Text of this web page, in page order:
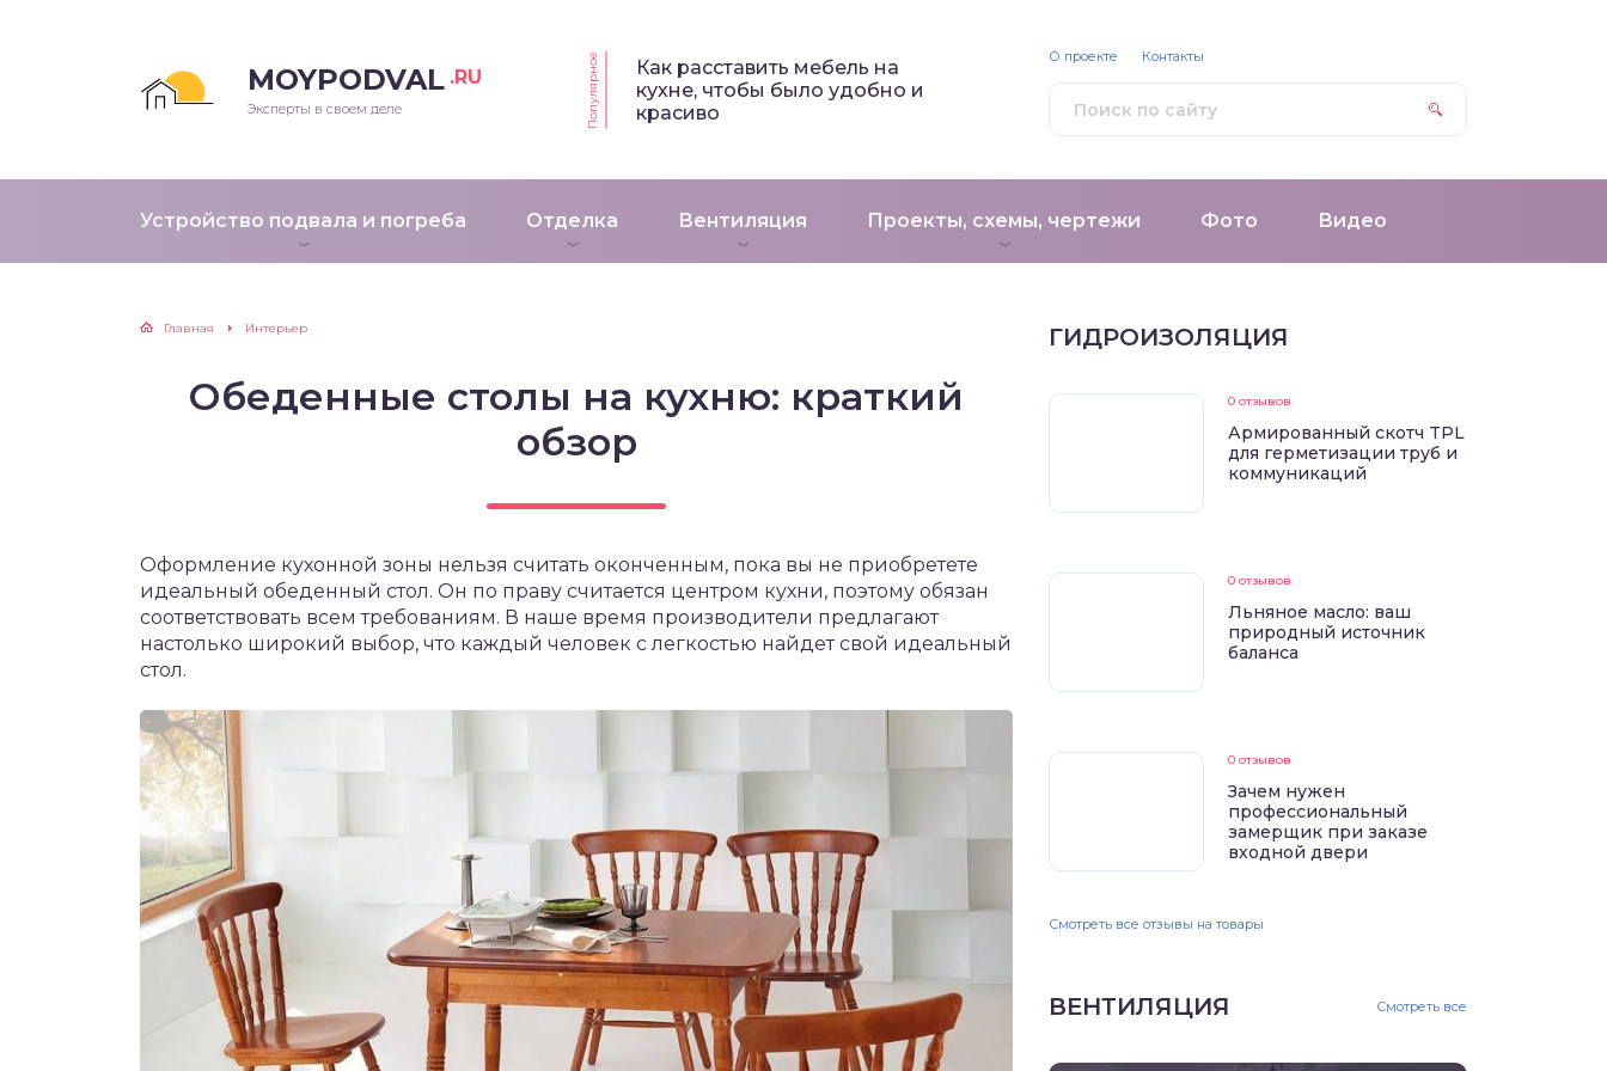
MOYPODVAL .RU
Эксперты в своем деле Популярное
Как расставить мебель на
кухне, чтобы было удобно и
красиво
Устройство подвала и погреба Отделка Вентиляция Проекты, схемы, чертежи Фото Видео
О проекте Контакты
Главная Интерьер
Обеденные столы на кухню: краткий
обзор
Оформление кухонной зоны нельзя считать оконченным, пока вы не приобретете
идеальный обеденный стол. Он по праву считается центром кухни, поэтому обязан
соответствовать всем требованиям. В наше время производители предлагают
настолько широкий выбор, что каждый человек с легкостью найдет свой идеальный
стол.
ГИДРОИЗОЛЯЦИЯ
0 отзывов
Армированный скотч TPL
для герметизации труб и
коммуникаций
0 отзывов
Льняное масло: ваш
природный источник
баланса
0 отзывов
Зачем нужен
профессиональный
замерщик при заказе
входной двери
Смотреть все отзывы на товары
ВЕНТИЛЯЦИЯ Смотреть все